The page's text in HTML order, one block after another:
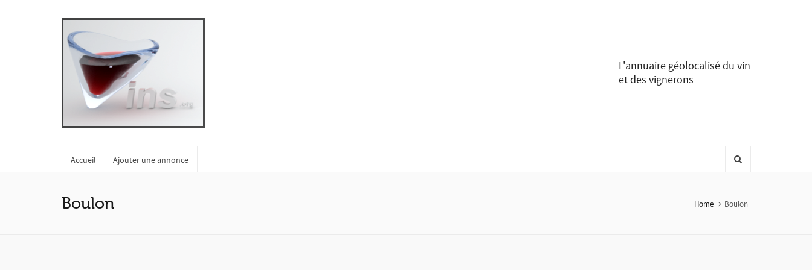
L'annuaire géolocalisé du vin
et des vignerons
Accueil Ajouter une annonce
Boulon Home Boulon